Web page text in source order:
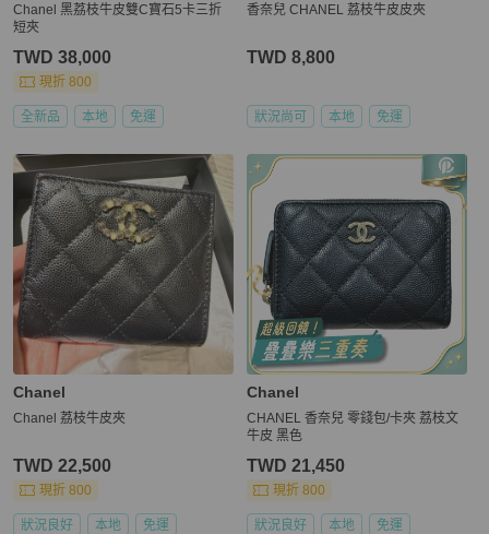
Chanel 黑荔枝牛皮雙C寶石5卡三折
短夾
TWD 38,000
現折 800
全新品 本地 免運
香奈兒 CHANEL 荔枝牛皮皮夾
TWD 8,800
狀況尚可 本地 免運
Chanel
Chanel 荔枝牛皮夾
TWD 22,500
現折 800
狀況良好 本地 免運
Chanel
CHANEL 香奈兒 零錢包/卡夾 荔枝文
牛皮 黑色
TWD 21,450
現折 800
狀況良好 本地 免運